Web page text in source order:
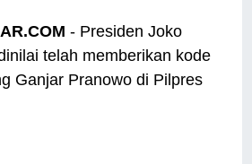
- Presiden Joko
telah memberikan kode
Ganjar Pranowo di Pilpres